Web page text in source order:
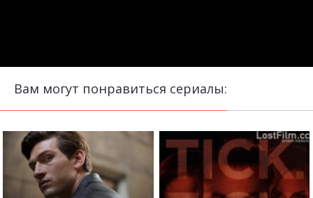
Вам могут понравиться сериалы: